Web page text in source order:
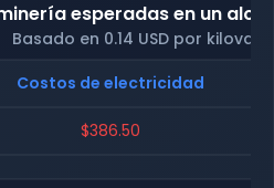
esperadas en un
Basado en 0.14 USD por
Costos de electricidad
$386.50